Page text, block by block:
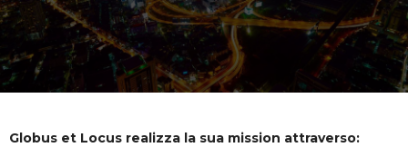
Globus et Locus realizza la sua mission attraverso: